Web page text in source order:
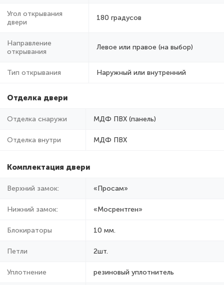
Угол открывания
двери
180 градусов
Направление
открывания
Левое или правое (на выбор)
Тип открывания Наружный или внутренний
Отделка двери
Отделка снаружи МДФ ПВХ (панель)
Отделка внутри МДФ ПВХ
Комплектация двери
Верхний замок: «Просам»
Нижний замок: «Мосрентген»
Блокираторы 10 мм.
Петли 2шт.
Уплотнение резиновый уплотнитель